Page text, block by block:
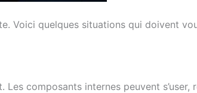
Voici quelques situations qui doivent
composants internes peuvent s’user,